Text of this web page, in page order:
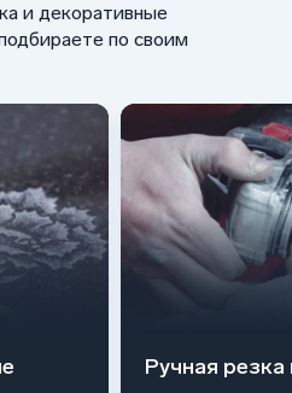
и декоративные
по своим
Ручная